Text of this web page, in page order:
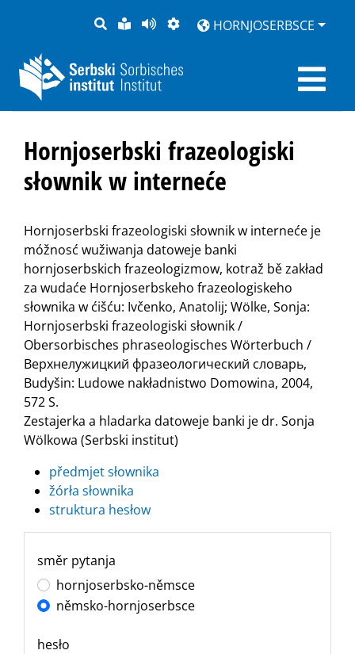
PYTANJE
LOCHKA
RĚČ
STRONU
PŘEDČITAĆ
ZWOBRAZNJENJE
HORNJOSERBSCE
Hornjoserbski frazeologiski
słownik w interneće
Hornjoserbski frazeologiski słownik w interneće je
móžnosć wužiwanja datoweje banki
hornjoserbskich frazeologizmow, kotraž bě zakład
za wudaće Hornjoserbskeho frazeologiskeho
słownika w ćišću: Ivčenko, Anatolij; Wölke, Sonja:
Hornjoserbski frazeologiski słownik /
Obersorbisches phraseologisches Wörterbuch /
Верхнелужицкий фразеологический словарь,
Budyšin: Ludowe nakładnistwo Domowina, 2004,
572 S.
Zestajerka a hladarka datoweje banki je dr. Sonja
Wölkowa (Serbski institut)
předmjet słownika
žórła słownika
struktura hesłow
směr pytanja
hornjoserbsko-němsce
němsko-hornjoserbsce
hesło